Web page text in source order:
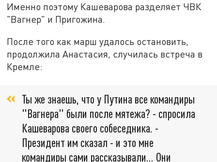
Именно поэтому Кашеварова разделяет ЧВК
"Вагнер" и Пригожина.
После того как марш удалось остановить,
продолжила Анастасия, случилась встреча в
Кремле:
Ты же знаешь, что у Путина все командиры
"Вагнера" были после мятежа? - спросила
Кашеварова своего собеседника. -
Президент им сказал - и это мне
командиры сами рассказывали... Они